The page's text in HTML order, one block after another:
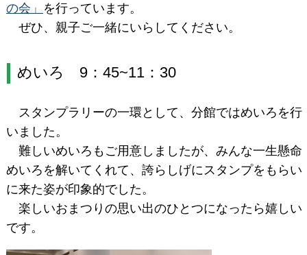
の会」 を行っています。
ぜひ、親子ご一緒にいらしてください。
めいろ 9：45~11：30
スタンプラリーの一環として、分館ではめいろを行
いました。
難しいめいろもご用意しましたが、みんな一生懸命
めいろを解いてくれて、誇らしげにスタンプをもらい
に来た姿が印象的でした。
楽しいおまつりの思い出のひとつになったら嬉しい
です。